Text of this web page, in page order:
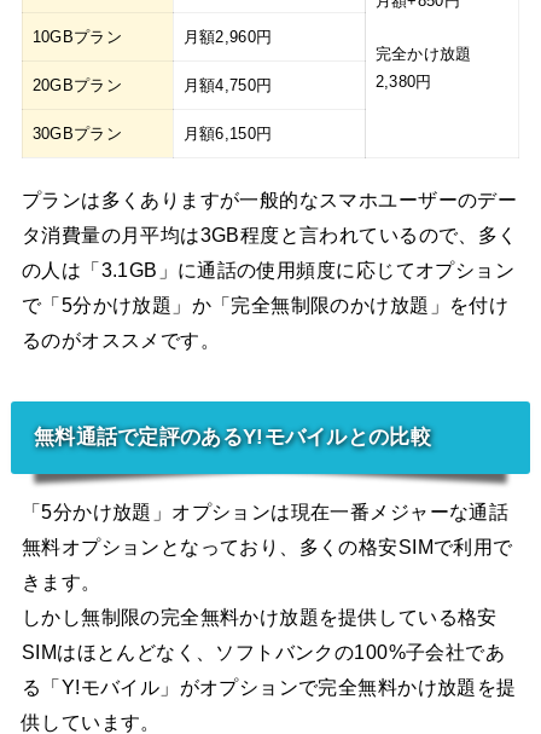
完全かけ放題
2,380円
10GBプラン 月額2,960円
20GBプラン 月額4,750円
30GBプラン 月額6,150円
プランは多くありますが一般的なスマホユーザーのデー
タ消費量の月平均は3GB程度と言われているので、多く
の人は「3.1GB」に通話の使用頻度に応じてオプション
で「5分かけ放題」か「完全無制限のかけ放題」を付け
るのがオススメです。
無料通話で定評のあるY!モバイルとの比較
「5分かけ放題」オプションは現在一番メジャーな通話
無料オプションとなっており、多くの格安SIMで利用で
きます。
しかし無制限の完全無料かけ放題を提供している格安
SIMはほとんどなく、ソフトバンクの100%子会社であ
る「Y!モバイル」がオプションで完全無料かけ放題を提
供しています。